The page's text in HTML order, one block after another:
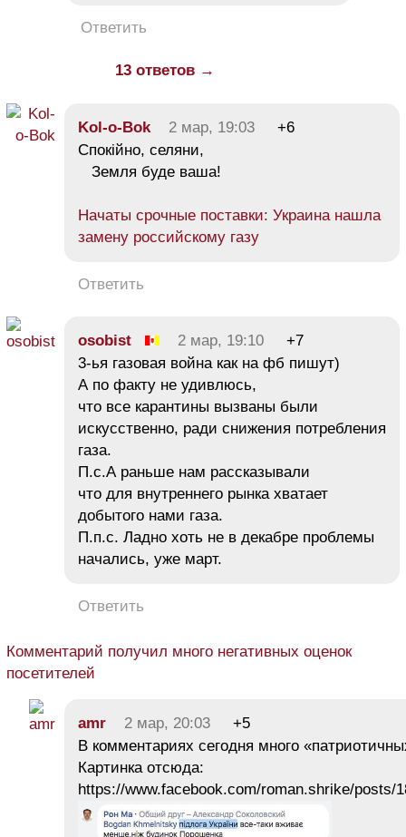
Ответить
13 ответов →
Kol-o-Bok 2 мар, 19:03
+6
Спокійно, селяни,
Земля буде ваша!
Начаты срочные поставки: Украина нашла
замену российскому газу
Ответить
osobist 2 мар, 19:10
+7
3-ья газовая война как на фб пишут)
А по факту не удивлюсь,
что все карантины вызваны были
искусственно, ради снижения потребления
газа.
П.с.А раньше нам рассказывали
что для внутреннего рынка хватает
добытого нами газа.
П.п.с. Ладно хоть не в декабре проблемы
начались, уже март.
Ответить
Комментарий получил много негативных оценок
посетителей
amr 2 мар, 20:03
+5
В комментариях сегодня много
Картинка отсюда:
https://www.facebook.com/roman.shrike/posts/